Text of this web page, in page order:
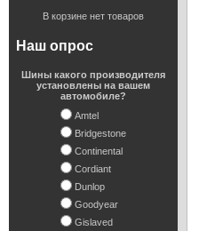
В корзине нет товаров
Наш опрос
Шины какого производителя
установлены на вашем
автомобиле?
Amtel
Bridgestone
Continental
Cordiant
Dunlop
Goodyear
Gislaved